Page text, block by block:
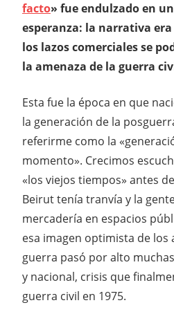
facto» fue endulzado en
esperanza: la narrativa
los lazos comerciales se
la amenaza de la guerra
Esta fue la época en que
la generación de la
referirme como la
momento». Crecimos
«los viejos tiempos» antes
Beirut tenía tranvía y la
mercadería en espacios
esa imagen optimista de los
guerra pasó por alto
y nacional, crisis que
guerra civil en 1975.